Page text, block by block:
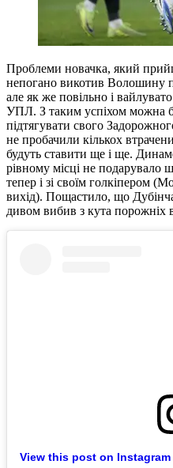
Проблеми новачка, який
непогано викотив Волошину
але як же повільно і
УПЛ. З таким успіхом можна
підтягувати свого
не пробачили кількох
будуть ставити ще і ще.
рівному місці не подарувало
тепер і зі своїм голкіпером
вихід). Пощастило, що
дивом вибив з кута порожніх
View this post on Instagram